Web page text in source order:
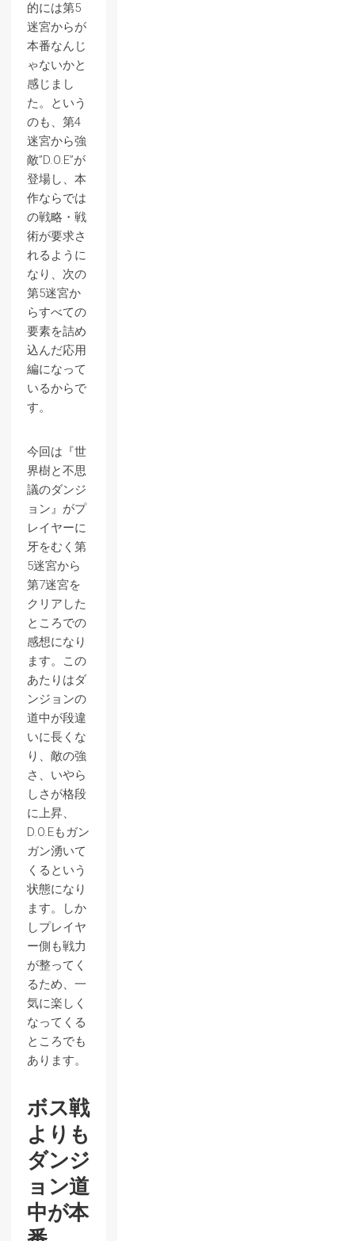
的には第5
迷宮からが
本番なんじ
ゃないかと
感じまし
た。という
のも、第4
迷宮から強
敵”D.O.E”が
登場し、本
作ならでは
の戦略・戦
術が要求さ
れるように
なり、次の
第5迷宮か
らすべての
要素を詰め
込んだ応用
編になって
いるからで
す。
今回は『世
界樹と不思
議のダンジ
ョン』がプ
レイヤーに
牙をむく第
5迷宮から
第7迷宮を
クリアした
ところでの
感想になり
ます。この
あたりはダ
ンジョンの
道中が段違
いに長くな
り、敵の強
さ、いやら
しさが格段
に上昇、
D.O.Eもガン
ガン湧いて
くるという
状態になり
ます。しか
しプレイヤ
ー側も戦力
が整ってく
るため、一
気に楽しく
なってくる
ところでも
あります。
ボス戦
よりも
ダンジ
ョン道
中が本